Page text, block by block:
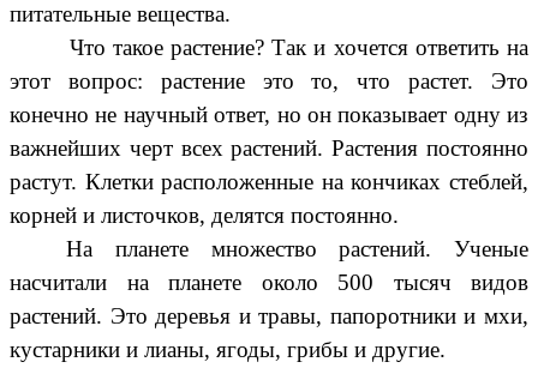
питательные вещества.
Что такое растение? Так и хочется ответить на
этот вопрос: растение это то, что растет. Это
конечно не научный ответ, но он показывает одну из
важнейших черт всех растений. Растения постоянно
растут. Клетки расположенные на кончиках стеблей,
корней и листочков, делятся постоянно.
На планете множество растений. Ученые
насчитали на планете около 500 тысяч видов
растений. Это деревья и травы, папоротники и мхи,
кустарники и лианы, ягоды, грибы и другие.